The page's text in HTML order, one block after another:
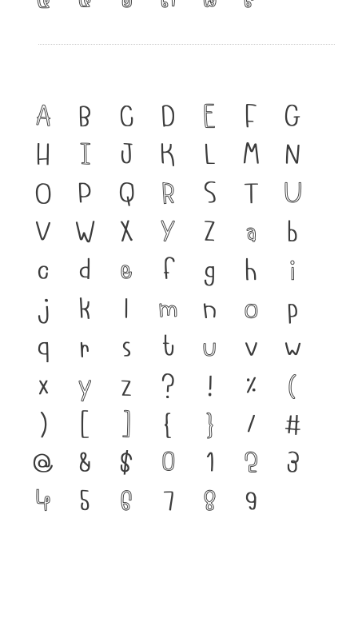
A B C D E F
G
H
I J K L M
N
O
P Q R S T
U
V
W X Y Z a
b
c
d e f g h
i
j
k l m n o
p
q
r s t u v
w
x
y z ? ! %
(
)
[ ] { } /
#
@
& $ 0 1 2
3
4
5 6 7 8 9